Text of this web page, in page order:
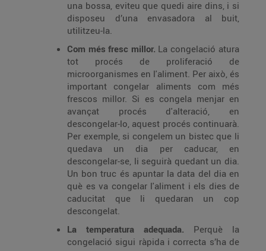
una bossa, eviteu que quedi aire dins, i si
disposeu d’una envasadora al buit,
utilitzeu-la.
Com més fresc millor. La congelació atura
tot procés de proliferació de
microorganismes en l'aliment. Per això, és
important congelar aliments com més
frescos millor. Si es congela menjar en
avançat procés d'alteració, en
descongelar-lo, aquest procés continuarà.
Per exemple, si congelem un bistec que li
quedava un dia per caducar, en
descongelar-se, li seguirà quedant un dia.
Un bon truc és apuntar la data del dia en
què es va congelar l'aliment i els dies de
caducitat que li quedaran un cop
descongelat.
La temperatura adequada. Perquè la
congelació sigui ràpida i correcta s’ha de